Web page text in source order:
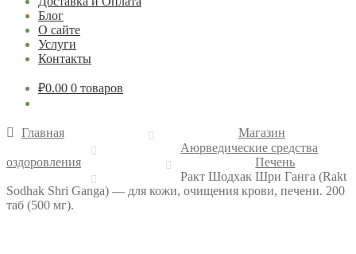
Блог
О сайте
Услуги
Контакты
₽0.00 0 товаров
Главная
Магазин
Аюрведические средства
оздоровления
Печень
Ракт Шодхак Шри Ганга (Rakt
Sodhak Shri Ganga) — для кожи, очищения крови, печени. 200
таб (500 мг).